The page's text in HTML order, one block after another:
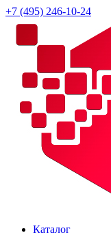
+7 (495) 246-10-24
Каталог